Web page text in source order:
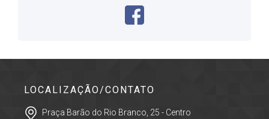
LOCALIZAÇÃO/CONTATO
Praça Barão do Rio Branco, 25 - Centro